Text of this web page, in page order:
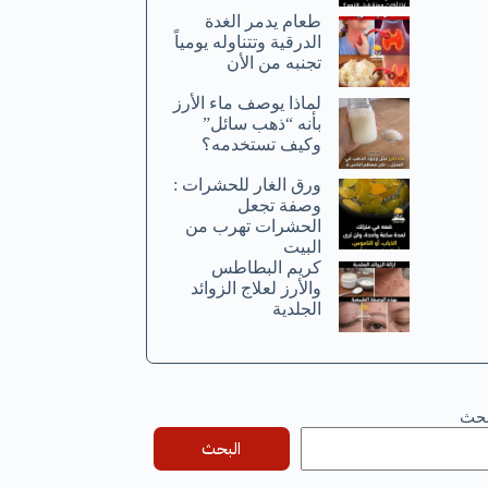
طعام يدمر الغدة
الدرقية وتتناوله يومياً
تجنبه من الأن
لماذا يوصف ماء الأرز
بأنه “ذهب سائل”
وكيف تستخدمه؟
ورق الغار للحشرات :
وصفة تجعل
الحشرات تهرب من
البيت
كريم البطاطس
والأرز لعلاج الزوائد
الجلدية
البحث